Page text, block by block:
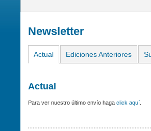
Newsletter
Actual Ediciones Anteriores
Actual
Para ver nuestro último envío haga click aquí